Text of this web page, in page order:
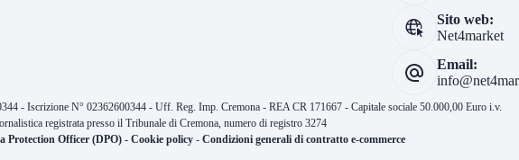
Sito web:
Net4market
Email:
- Iscrizione N° 02362600344 - Uff. Reg. Imp. Cremona - REA CR 171667 - Capitale sociale 50.000,00 Euro i.v.
registrata presso il Tribunale di Cremona, numero di registro 3274
Protection Officer (DPO) -Cookie policy -Condizioni generali di contratto e-commerce